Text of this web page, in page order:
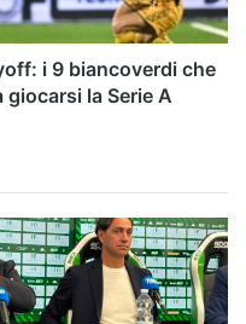
i 9 biancoverdi che
la Serie A